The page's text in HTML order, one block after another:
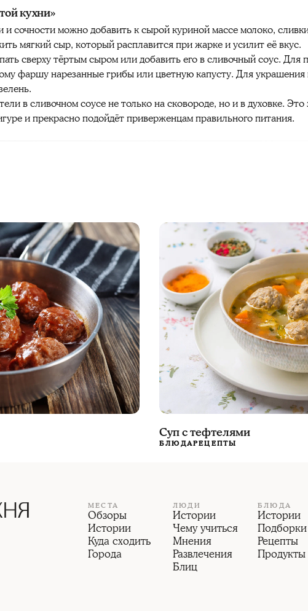
кухни»
сочности можно добавить к сырой куриной массе молоко,
мягкий сыр, который расплавится при жарке и усилит её вкус.
сверху тёртым сыром или добавить его в сливочный соус. Для
фаршу нарезанные грибы или цветную капусту. Для
в сливочном соусе не только на сковороде, но и в духовке.
и прекрасно подойдёт приверженцам правильного питания.
Суп с тефтелями
БЛЮДАРЕЦЕПТЫ
МЕСТА
Обзоры
Истории
Куда сходить
Города
ЛЮДИ
Истории
Чему учиться
Мнения
Развлечения
Блиц
БЛЮДА
Истории
Подборки
Рецепты
Продукты